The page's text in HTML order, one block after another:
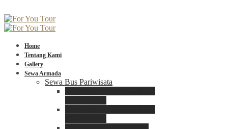
Home
Tentang Kami
Gallery
Sewa Armada
Sewa Bus Pariwisata